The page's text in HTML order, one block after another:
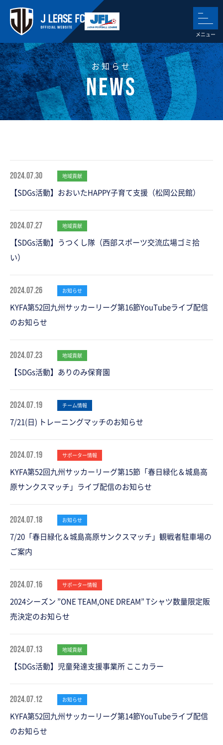
お知らせ
2024.07.30 地域貢献
【SDGs活動】おおいたHAPPY子育て支援（松岡公民館）
2024.07.27 地域貢献
【SDGs活動】うつくし隊（西部スポーツ交流広場ゴミ拾
い）
2024.07.26 お知らせ
KYFA第52回九州サッカーリーグ第16節YouTubeライブ配信
のお知らせ
2024.07.23 地域貢献
【SDGs活動】ありのみ保育園
2024.07.19 チーム情報
7/21(日) トレーニングマッチのお知らせ
2024.07.19 サポーター情報
KYFA第52回九州サッカーリーグ第15節「春日緑化＆城島高
原サンクスマッチ」ライブ配信のお知らせ
2024.07.18 お知らせ
7/20「春日緑化＆城島高原サンクスマッチ」観戦者駐車場の
ご案内
2024.07.16 サポーター情報
2024シーズン ”ONE TEAM,ONE DREAM” Tシャツ数量限定販
売決定のお知らせ
2024.07.13 地域貢献
【SDGs活動】児童発達支援事業所 ここカラー
2024.07.12 お知らせ
KYFA第52回九州サッカーリーグ第14節YouTubeライブ配信
のお知らせ